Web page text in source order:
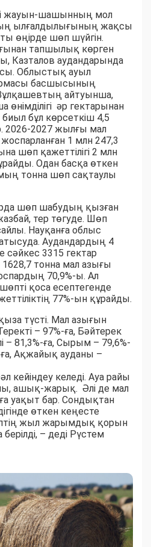
жауын-шашынның мол
ылғалдылығының жақсы
өңірде шөп шүйгін.
тапшылық көрген
Казталов аудандарында
Облыстық ауыл
басшысының
айтуынша,
әр гектарынан
бұл көрсеткіш 4,5
2026-2027 жылғы мал
1 млн 247,3
шөп қажеттілігі 2 млн
Одан басқа өткен
тонна шөп сақтаулы
шөп шабудың қызған
тер төгуде. Шөп
Науқанға облыс
Аудандардың 4
сәйкес 3315 гектар
тонна мал азығы
70,9%-ы. Ал
қоса есептегенде
77%-ын құрайды.
түсті. Мал азығын
– 97%-ға, Бәйтерек
– 81,3%-ға, Сырым – 79,6%-
Ақжайық ауданы –
кейіндеу келеді. Ауа райы
ашық-жарық. Әлі де мал
уақыт бар. Сондықтан
өткен кеңесте
жыл жарымдық қорын
– деді Рүстем